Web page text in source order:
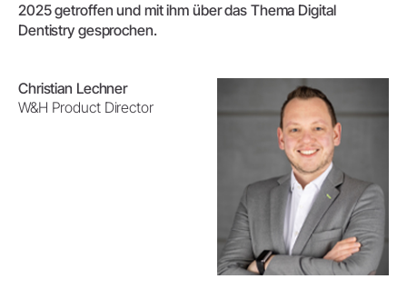
2025 getroffen und mit ihm über das Thema Digital
Dentistry gesprochen.
Christian Lechner
W&H Product Director